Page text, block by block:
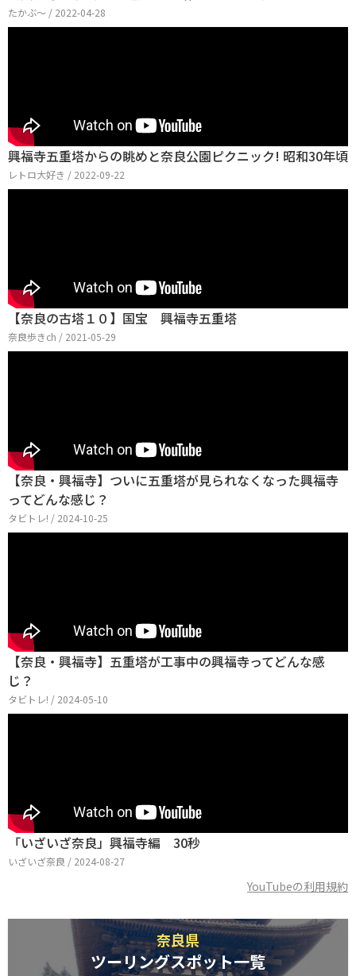
たかぶ〜 / 2022-04-28
興福寺五重塔からの眺めと奈良公園ピクニック! 昭和30年頃
レトロ大好き / 2022-09-22
【奈良の古塔１０】国宝 興福寺五重塔
奈良歩きch / 2021-05-29
【奈良・興福寺】ついに五重塔が見られなくなった興福寺
ってどんな感じ？
タビトレ! / 2024-10-25
【奈良・興福寺】五重塔が工事中の興福寺ってどんな感
じ？
タビトレ! / 2024-05-10
「いざいざ奈良」興福寺編 30秒
いざいざ奈良 / 2024-08-27
YouTubeの利用規約
奈良県
ツーリングスポット一覧